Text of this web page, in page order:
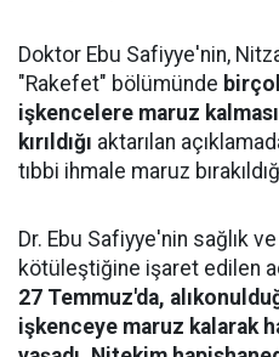
Doktor Ebu Safiyye'nin,
"Rakefet" bölümünde
işkencelere maruz
kırıldığı aktarılan
tıbbi ihmale maruz
Dr. Ebu Safiyye'nin sağlık
kötüleştiğine işaret edilen
27 Temmuz'da,
işkenceye maruz kalarak